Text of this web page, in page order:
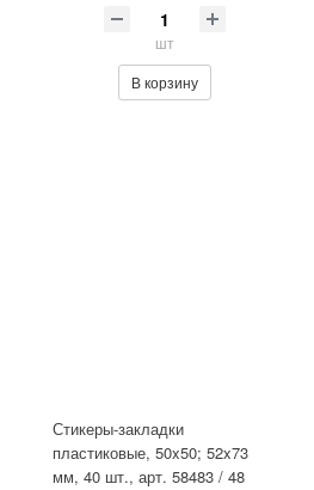
шт
В корзину
Стикеры-закладки
пластиковые, 50x50; 52x73
мм, 40 шт., арт. 58483 / 48